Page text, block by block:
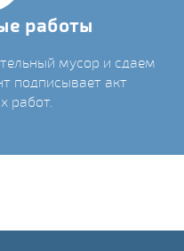
работы
мусор и сдаем
подписывает акт
работ.